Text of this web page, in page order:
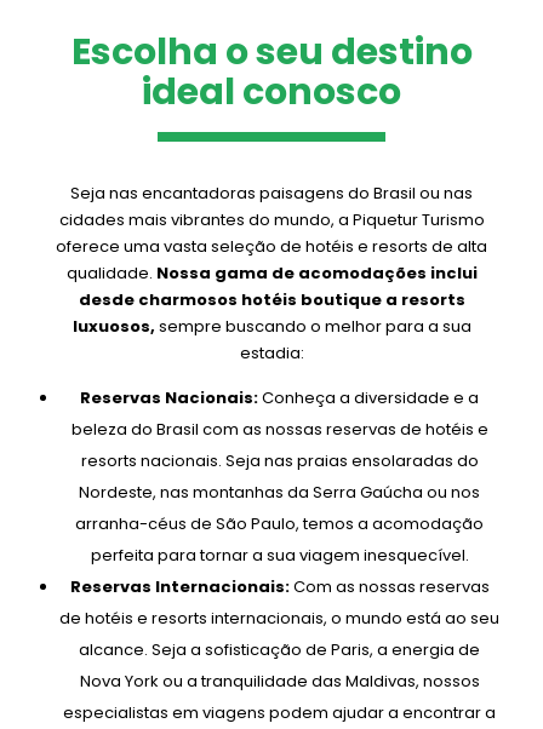
Escolha o seu destino
ideal conosco
Seja nas encantadoras paisagens do Brasil ou nas
cidades mais vibrantes do mundo, a Piquetur Turismo
oferece uma vasta seleção de hotéis e resorts de alta
qualidade. Nossa gama de acomodações inclui
desde charmosos hotéis boutique a resorts
luxuosos, sempre buscando o melhor para a sua
estadia:
Reservas Nacionais:Conheça a diversidade e a
beleza do Brasil com as nossas reservas de hotéis e
resorts nacionais. Seja nas praias ensolaradas do
Nordeste, nas montanhas da Serra Gaúcha ou nos
arranha-céus de São Paulo, temos a acomodação
perfeita para tornar a sua viagem inesquecível.
Reservas Internacionais:Com as nossas reservas
de hotéis e resorts internacionais, o mundo está ao seu
alcance. Seja a sofisticação de Paris, a energia de
Nova York ou a tranquilidade das Maldivas, nossos
especialistas em viagens podem ajudar a encontrar a